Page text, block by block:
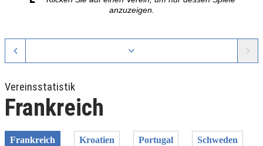
anzuzeigen.
Vereinsstatistik
Frankreich
Frankreich Kroatien Portugal Schweden